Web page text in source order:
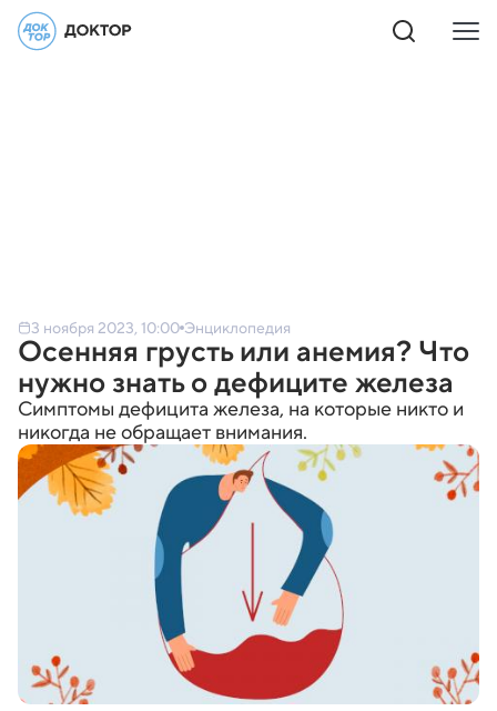
3 ноября 2023, 10:00 Энциклопедия
Осенняя грусть или анемия? Что
нужно знать о дефиците железа
Симптомы дефицита железа, на которые никто и
никогда не обращает внимания.